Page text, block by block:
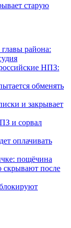
старую
района:
НПЗ:
обменять
и закрывает
и сорвал
оплачивать
пощёчина
скрывают после